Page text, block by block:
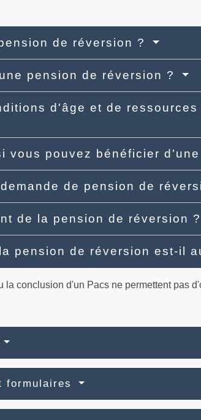
de réversion ?
pension de réversion ?
d'âge et de
vous pouvez bénéficier
de pension de
de la pension de réversion ?
pension de réversion est-il
la conclusion d'un Pacs ne permettent pas
formulaires